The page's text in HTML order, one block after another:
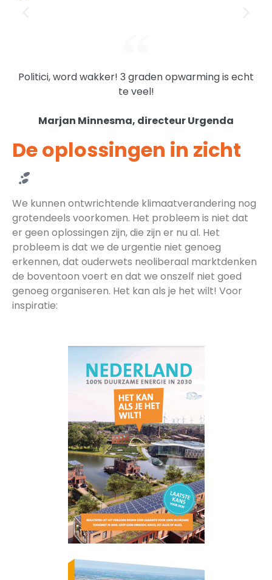
6,7 miljoen euro schade, 700 doden en tientallen
Politici, word wakker! 3 graden opwarming is echt
te veel!
Marjan Minnesma, directeur Urgenda
De oplossingen in zicht
We kunnen ontwrichtende klimaatverandering nog
grotendeels voorkomen. Het probleem is niet dat
er geen oplossingen zijn, die zijn er nu al. Het
probleem is dat we de urgentie niet genoeg
erkennen, dat ouderwets neoliberaal marktdenken
de boventoon voert en dat we onszelf niet goed
genoeg organiseren. Het kan als je het wilt! Voor
inspiratie: